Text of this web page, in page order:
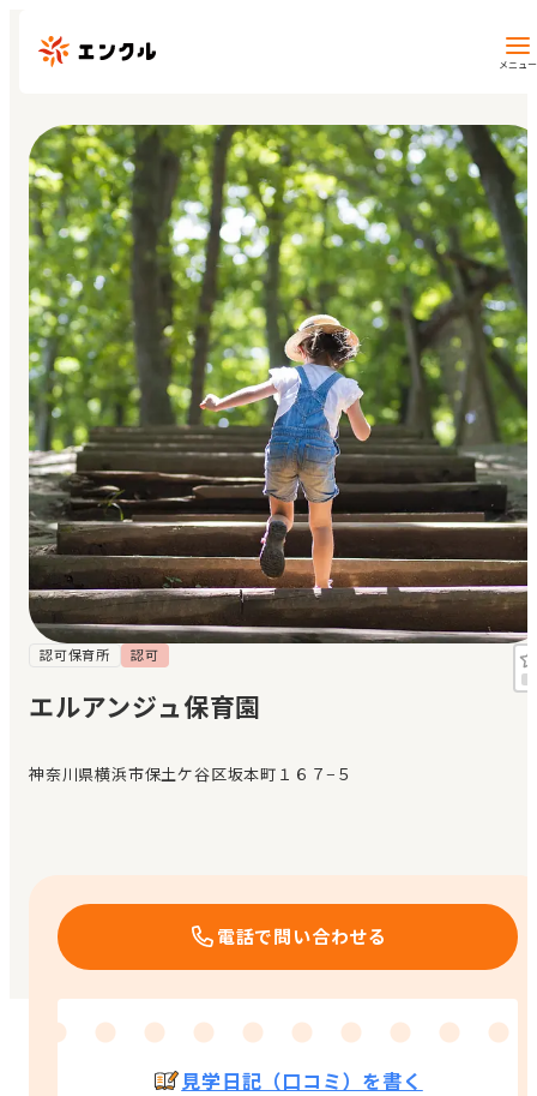
メニュー
保育園・幼稚園を探す
地図から探す
地域から探す
マイページ
閲覧履歴
お気に入り
見学日記
メッセージ
おすすめの園
エンクルの特徴と活用方法
認可保育所 認可
エルアンジュ保育園
神奈川県横浜市保土ケ谷区坂本町１６７−５
電話で問い合わせる
見学日記（口コミ）を書く